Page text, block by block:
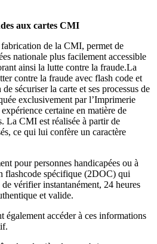
aux cartes CMI
de la CMI, permet de
nationale plus facilement accessible
ainsi la lutte contre la fraude.La
contre la fraude avec flash code et
sécuriser la carte et ses processus de
exclusivement par l’Imprimerie
certaine en matière de
La CMI est réalisée à partir de
ce qui lui confère un caractère
pour personnes handicapées ou à
flashcode spécifique (2DOC) qui
vérifier instantanément, 24 heures
et valide.
également accéder à ces informations